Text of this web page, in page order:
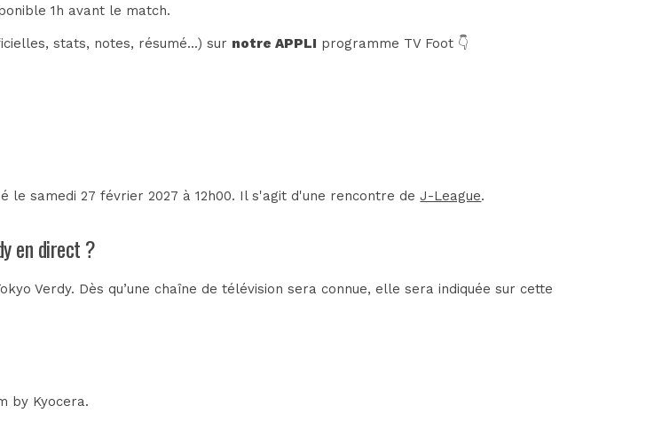
1h avant le match.
stats, notes, résumé...) sur notre APPLI programme TV Foot 👇
le samedi 27 février 2027 à 12h00. Il s'agit d'une rencontre deJ-League.
en direct ?
Verdy. Dès qu’une chaîne de télévision sera connue, elle sera indiquée sur cette
by Kyocera.